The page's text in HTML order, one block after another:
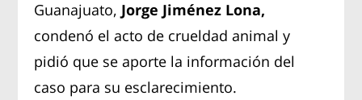
Guanajuato, Jorge Jiménez Lona,
condenó el acto de crueldad animal y
pidió que se aporte la información del
caso para su esclarecimiento.